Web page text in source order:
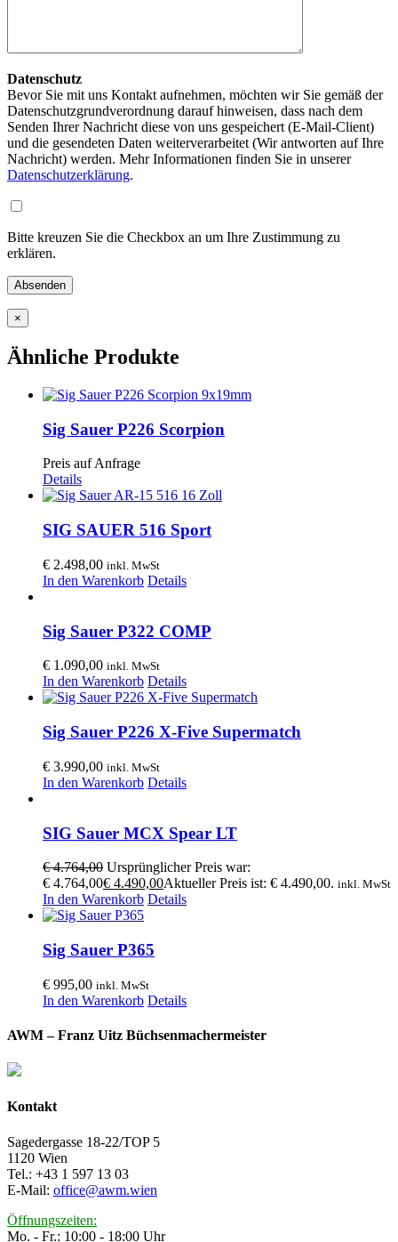
Datenschutz
Bevor Sie mit uns Kontakt aufnehmen, möchten wir Sie gemäß der
Datenschutzgrundverordnung darauf hinweisen, dass nach dem
Senden Ihrer Nachricht diese von uns gespeichert (E-Mail-Client)
und die gesendeten Daten weiterverarbeitet (Wir antworten auf Ihre
Nachricht) werden. Mehr Informationen finden Sie in unserer
Datenschutzerklärung.
Bitte kreuzen Sie die Checkbox an um Ihre Zustimmung zu
erklären.
×
Ähnliche Produkte
Sig Sauer P226 Scorpion
Preis auf Anfrage
Details
SIG SAUER 516 Sport
€ 2.498,00 inkl. MwSt
In den Warenkorb Details
Sig Sauer P322 COMP
€ 1.090,00 inkl. MwSt
In den Warenkorb Details
Sig Sauer P226 X-Five Supermatch
€ 3.990,00 inkl. MwSt
In den Warenkorb Details
SIG Sauer MCX Spear LT
€4.764,00 Ursprünglicher Preis war:
€ 4.764,00€ 4.490,00Aktueller Preis ist: € 4.490,00. inkl. MwSt
In den Warenkorb Details
Sig Sauer P365
€ 995,00 inkl. MwSt
In den Warenkorb Details
AWM – Franz Uitz Büchsenmachermeister
Kontakt
Sagedergasse 18-22/TOP 5
1120 Wien
Tel.: +43 1 597 13 03
E-Mail: office@awm.wien
Öffnungszeiten:
Mo. - Fr.: 10:00 - 18:00 Uhr